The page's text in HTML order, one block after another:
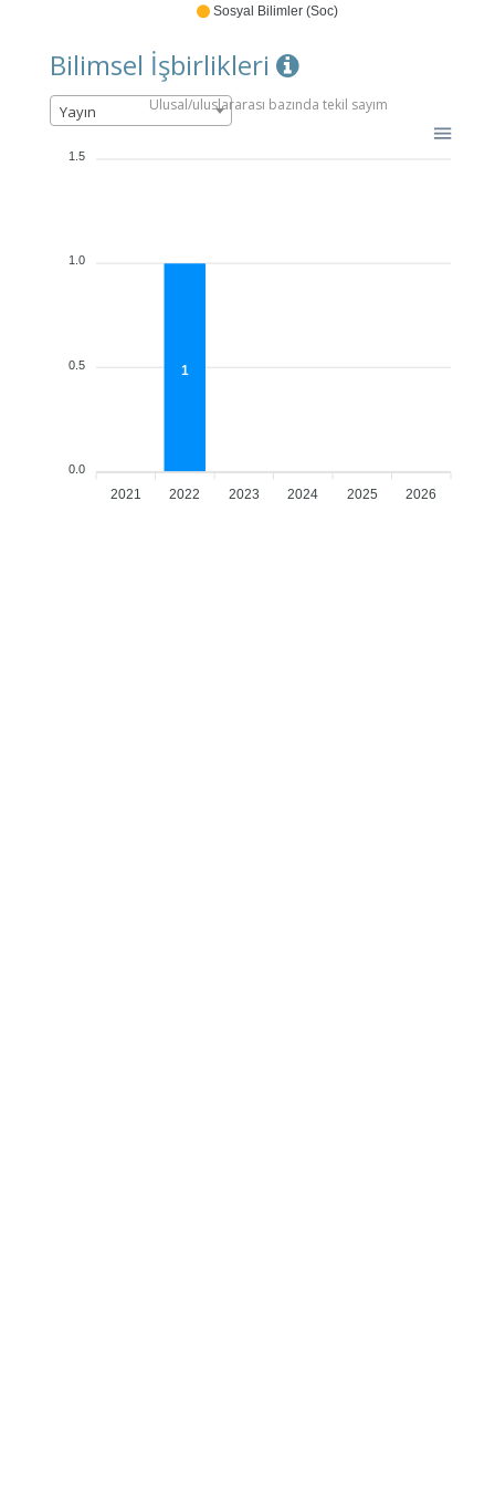
Sosyal Bilimler (Soc)
Bilimsel İşbirlikleri
Yayın Ulusal/uluslararası bazında tekil sayım
2021 2022 2023 2024 2025 2026
1
1.5
1.0
0.5
0.0